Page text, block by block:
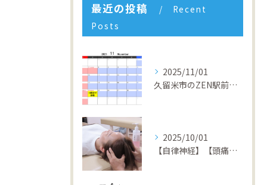
最近の投稿
Recent
Posts
2025/11/01
久留米市のZEN駅前整骨院 4周年キャンペーン開催中！回数券１０％OFF&初回半額体験実施中！
2025/10/01
【自律神経】【頭痛】【倦怠感】【不安症】【パニック障害】【久留米】【整骨院】